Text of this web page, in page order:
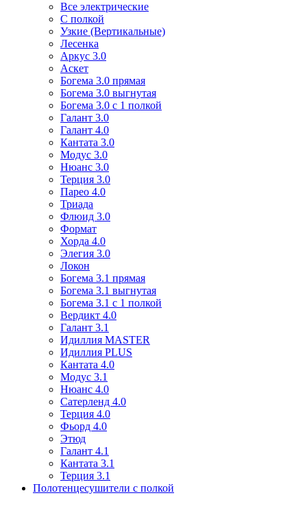
Все электрические
С полкой
Узкие (Вертикальные)
Лесенка
Аркус 3.0
Аскет
Богема 3.0 прямая
Богема 3.0 выгнутая
Богема 3.0 с 1 полкой
Галант 3.0
Галант 4.0
Кантата 3.0
Модус 3.0
Нюанс 3.0
Терция 3.0
Парео 4.0
Триада
Флюид 3.0
Формат
Хорда 4.0
Элегия 3.0
Локон
Богема 3.1 прямая
Богема 3.1 выгнутая
Богема 3.1 с 1 полкой
Вердикт 4.0
Галант 3.1
Идиллия MASTER
Идиллия PLUS
Кантата 4.0
Модус 3.1
Нюанс 4.0
Сатерленд 4.0
Терция 4.0
Фьорд 4.0
Этюд
Галант 4.1
Кантата 3.1
Терция 3.1
Полотенцесушители с полкой